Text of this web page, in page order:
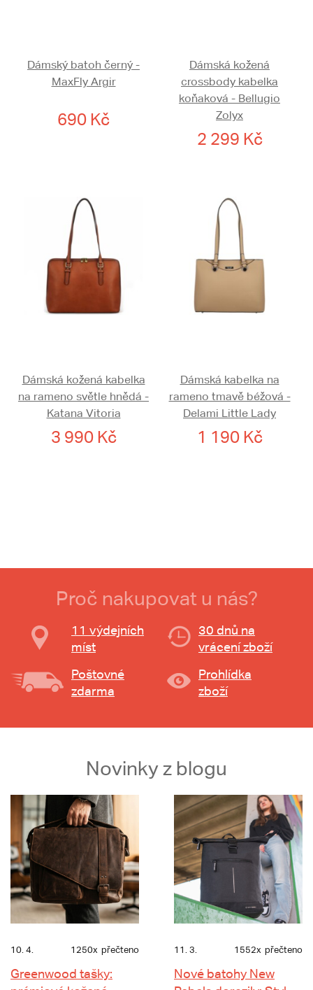
Dámský batoh černý -
MaxFly Argir
690 Kč
Dámská kožená
crossbody kabelka
koňaková - Bellugio
Zolyx
2 299 Kč
Dámská kožená kabelka
na rameno světle hnědá -
Katana Vitoria
3 990 Kč
Dámská kabelka na
rameno tmavě béžová -
Delami Little Lady
1 190 Kč
Proč nakupovat u nás?
11 výdejních
míst
30 dnů na
vrácení zboží
Poštovné
zdarma
Prohlídka
zboží
Novinky z blogu
10. 4. 1250x přečteno
Greenwood tašky:
11. 3. 1552x přečteno
Nové batohy New